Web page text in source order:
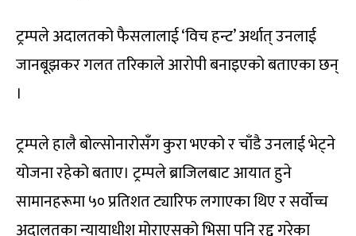
ट्रम्पले अदालतको फैसलालाई ‘विच हन्ट’ अर्थात् उनलाई
जानबूझकर गलत तरिकाले आरोपी बनाइएको बताएका छन्
।
ट्रम्पले हालै बोल्सोनारोसँग कुरा भएको र चाँडै उनलाई भेट्ने
योजना रहेको बताए। ट्रम्पले ब्राजिलबाट आयात हुने
सामानहरूमा ५० प्रतिशत ट्यारिफ लगाएका थिए र सर्वोच्च
अदालतका न्यायाधीश मोराएसको भिसा पनि रद्द गरेका